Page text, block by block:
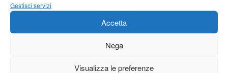
Gestisci servizi
Accetta
Nega
Visualizza le preferenze